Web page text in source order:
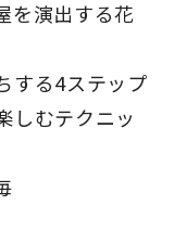
を演出する花
する4ステップ
しむテクニッ